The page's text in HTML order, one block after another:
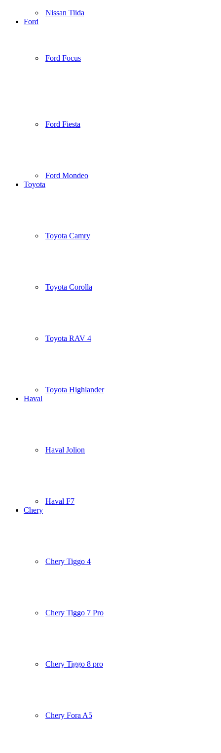
Nissan Tiida
Ford
Ford Focus
Ford Fiesta
Ford Mondeo
Toyota
Toyota Camry
Toyota Corolla
Toyota RAV 4
Toyota Highlander
Haval
Haval Jolion
Haval F7
Chery
Chery Tiggo 4
Chery Tiggo 7 Pro
Chery Tiggo 8 pro
Chery Fora A5